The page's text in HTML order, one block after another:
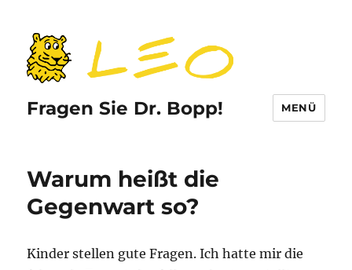
Fragen Sie Dr. Bopp! MENÜ
Warum heißt die
Gegenwart so?
Kinder stellen gute Fragen. Ich hatte mir die